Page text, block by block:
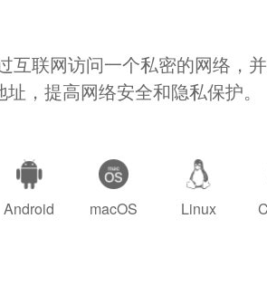
互联网访问一个私密的网络，
，提高网络安全和隐私保护。
Android macOS Linux